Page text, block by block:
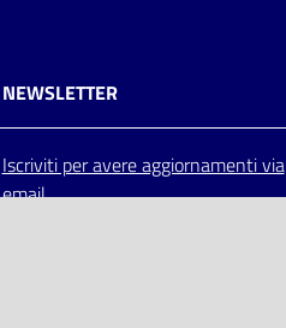
NEWSLETTER
Iscriviti per avere aggiornamenti via
email